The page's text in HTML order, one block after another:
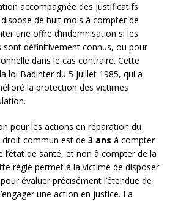
accompagnée des justificatifs
dispose de huit mois à compter de
une offre d’indemnisation si les
définitivement connus, ou pour
dans le cas contraire. Cette
loi Badinter du 5 juillet 1985, qui a
la protection des victimes
pour les actions en réparation du
commun est de 3 ans à compter
l’état de santé, et non à compter de la
règle permet à la victime de disposer
évaluer précisément l’étendue de
une action en justice. La